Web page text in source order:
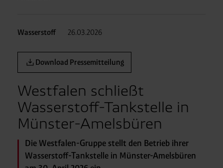
Wasserstoff 26.03.2026
Download Pressemitteilung
Westfalen schließt
Wasserstoff-Tankstelle in
Münster-Amelsbüren
Die Westfalen-Gruppe stellt den Betrieb ihrer
Wasserstoff-Tankstelle in Münster-Amelsbüren